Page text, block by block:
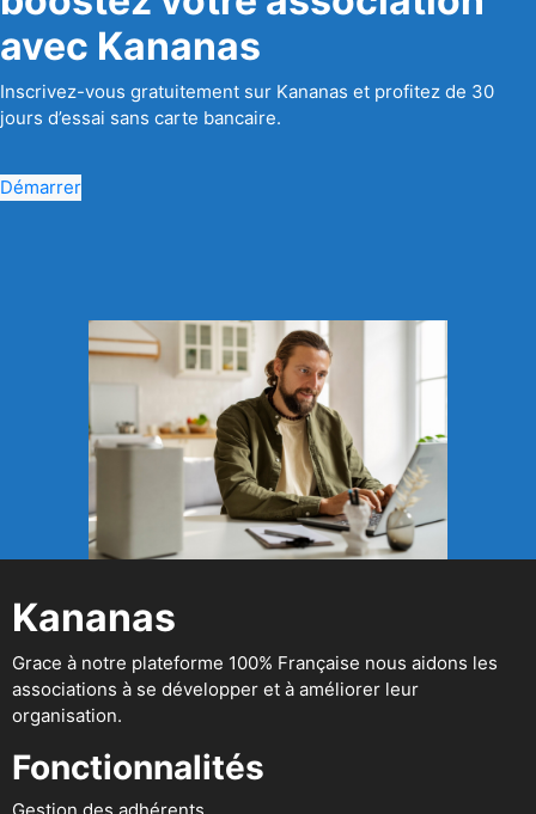
avec Kananas
Inscrivez-vous gratuitement sur Kananas et profitez de 30
jours d’essai sans carte bancaire.
Démarrer
Kananas
Grace à notre plateforme 100% Française nous aidons les
associations à se développer et à améliorer leur
organisation.
Fonctionnalités